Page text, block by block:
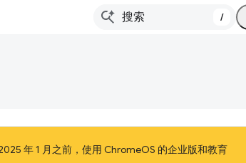
/
年 1 月之前，使用 ChromeOS 的企业版和教育